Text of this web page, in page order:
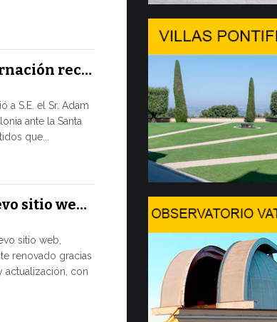
rec…
a S.E. el Sr. Adam
ante la Santa
que...
sitio we…
sitio web,
renovado gracias
actualización, con
El
DIÁLOGO
El Papa
su apertura
8 JULIO, 2026
Del 6 al
julio al
7 JULIO, 2026
2…